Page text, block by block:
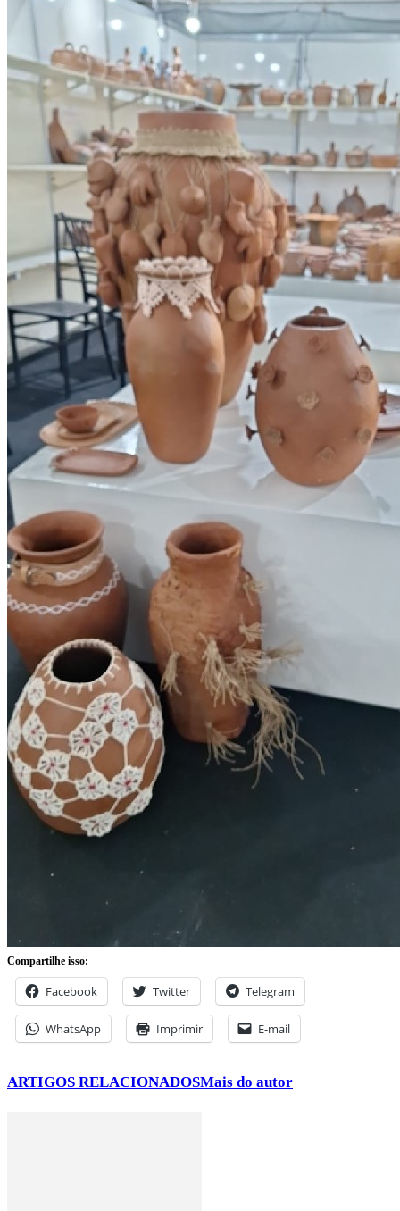
Compartilhe isso:
Facebook Twitter Telegram
WhatsApp Imprimir E-mail
ARTIGOS RELACIONADOSMais do autor